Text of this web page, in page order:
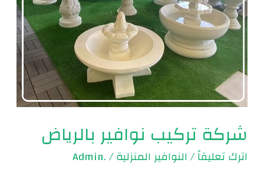
شركة تركيب نوافير بالرياض
اترك تعليقاً/النوافير المنزلية/
.Admin